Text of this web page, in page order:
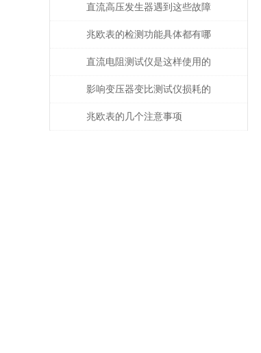
被击穿该如何判断？
直流高压发生器遇到这些故障
该如何处理？
兆欧表的检测功能具体都有哪
些？
直流电阻测试仪是这样使用的
吗？
影响变压器变比测试仪损耗的
主要因素是什么？
兆欧表的几个注意事项